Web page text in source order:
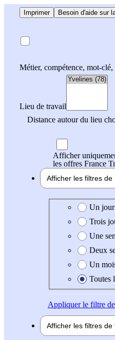
Imprimer Besoin d'aide sur
Métier, compétence, mot-
Lieu de travail
Distance autour du lieu
Afficher
les offres France
Afficher les filtres de
Date de création
Un jour
Trois
Une
Deux
Un
Toutes
Appliquerle filtre de
Afficher les filtres de